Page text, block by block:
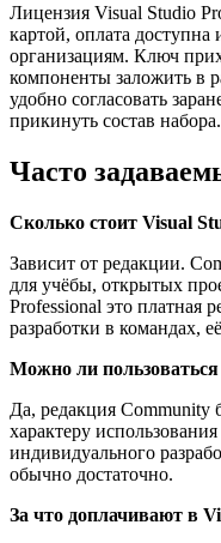
Лицензия Visual Studio
картой, оплата
организациям. Ключ
компоненты заложить в
удобно согласовать
прикинуть состав набора.
Часто
Сколько стоит Visual
Зависит от редакции.
для учёбы, открытых
Professional это платная
разработки в командах,
Можно ли пользоваться
Да, редакция Community
характеру
индивидуального
обычно достаточно.
За что доплачивают в